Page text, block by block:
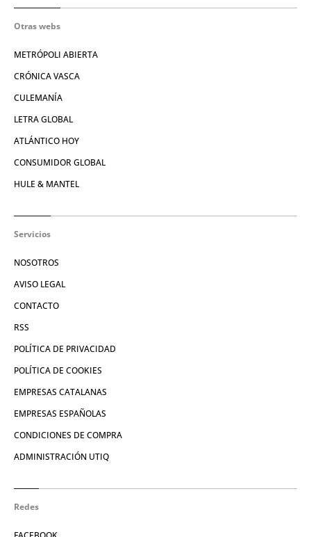
Otras webs
METRÓPOLI ABIERTA
CRÓNICA VASCA
CULEMANÍA
LETRA GLOBAL
ATLÁNTICO HOY
CONSUMIDOR GLOBAL
HULE & MANTEL
Servicios
NOSOTROS
AVISO LEGAL
CONTACTO
RSS
POLÍTICA DE PRIVACIDAD
POLÍTICA DE COOKIES
EMPRESAS CATALANAS
EMPRESAS ESPAÑOLAS
CONDICIONES DE COMPRA
ADMINISTRACIÓN UTIQ
Redes